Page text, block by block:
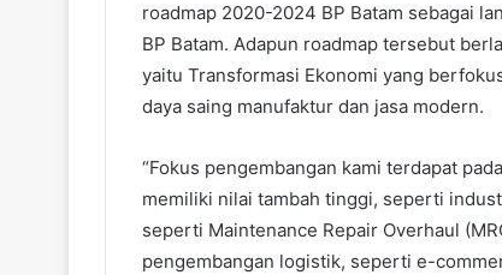
roadmap 2020-2024 BP Batam sebagai
BP Batam. Adapun roadmap tersebut
yaitu Transformasi Ekonomi yang
daya saing manufaktur dan jasa modern.
“Fokus pengembangan kami terdapat
memiliki nilai tambah tinggi, seperti
seperti Maintenance Repair Overhaul
pengembangan logistik, seperti e-